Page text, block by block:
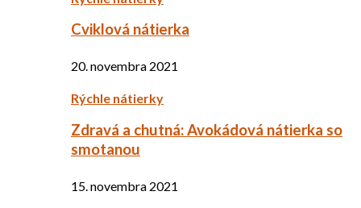
Cviklová nátierka
20. novembra 2021
Rýchle nátierky
Zdravá a chutná: Avokádová nátierka so
smotanou
15. novembra 2021